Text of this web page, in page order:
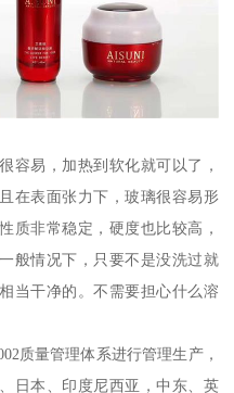
容易，加热到软化就可以了，
在表面张力下，玻璃很容易形
质非常稳定，硬度也比较高，
般情况下，只要不是没洗过就
当干净的。不需要担心什么溶
质量管理体系进行管理生产，
日本、印度尼西亚，中东、英